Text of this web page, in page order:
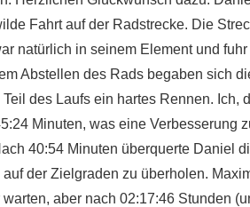
Fahrt auf der Radstrecke. Die
natürlich in seinem Element und
Abstellen des Rads begaben sich
des Laufs ein hartes Rennen.
Minuten, was eine
40:54 Minuten überquerte
der Zielgraden zu überholen.
aber nach 02:17:46 Stunden